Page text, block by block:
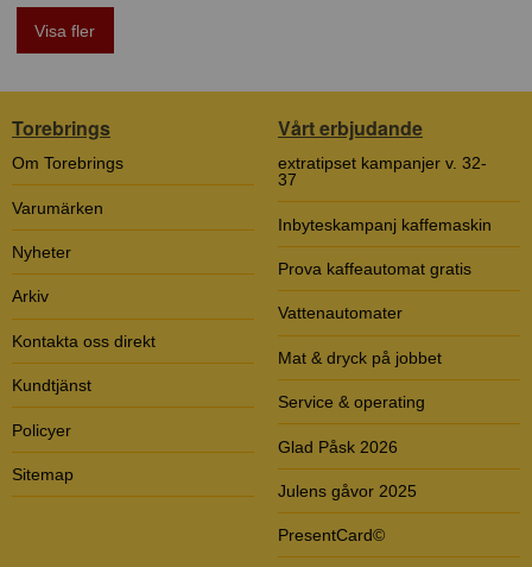
Visa fler
Torebrings
Om Torebrings
Varumärken
Nyheter
Arkiv
Kontakta oss direkt
Kundtjänst
Policyer
Sitemap
Vårt erbjudande
extratipset kampanjer v. 32-
37
Inbyteskampanj kaffemaskin
Prova kaffeautomat gratis
Vattenautomater
Mat & dryck på jobbet
Service & operating
Glad Påsk 2026
Julens gåvor 2025
PresentCard©